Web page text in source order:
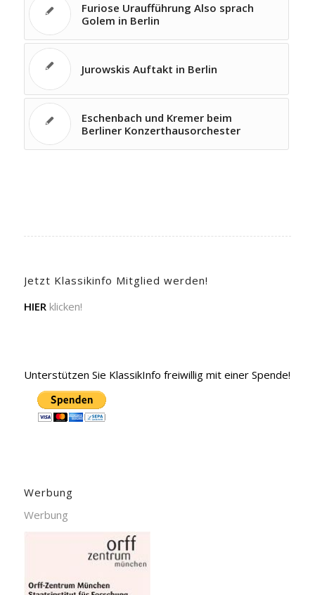
Furiose Uraufführung Also sprach
Golem in Berlin
Jurowskis Auftakt in Berlin
Eschenbach und Kremer beim
Berliner Konzerthausorchester
Jetzt Klassikinfo Mitglied werden!
HIER klicken!
Unterstützen Sie KlassikInfo freiwillig mit einer Spende!
Werbung
Werbung